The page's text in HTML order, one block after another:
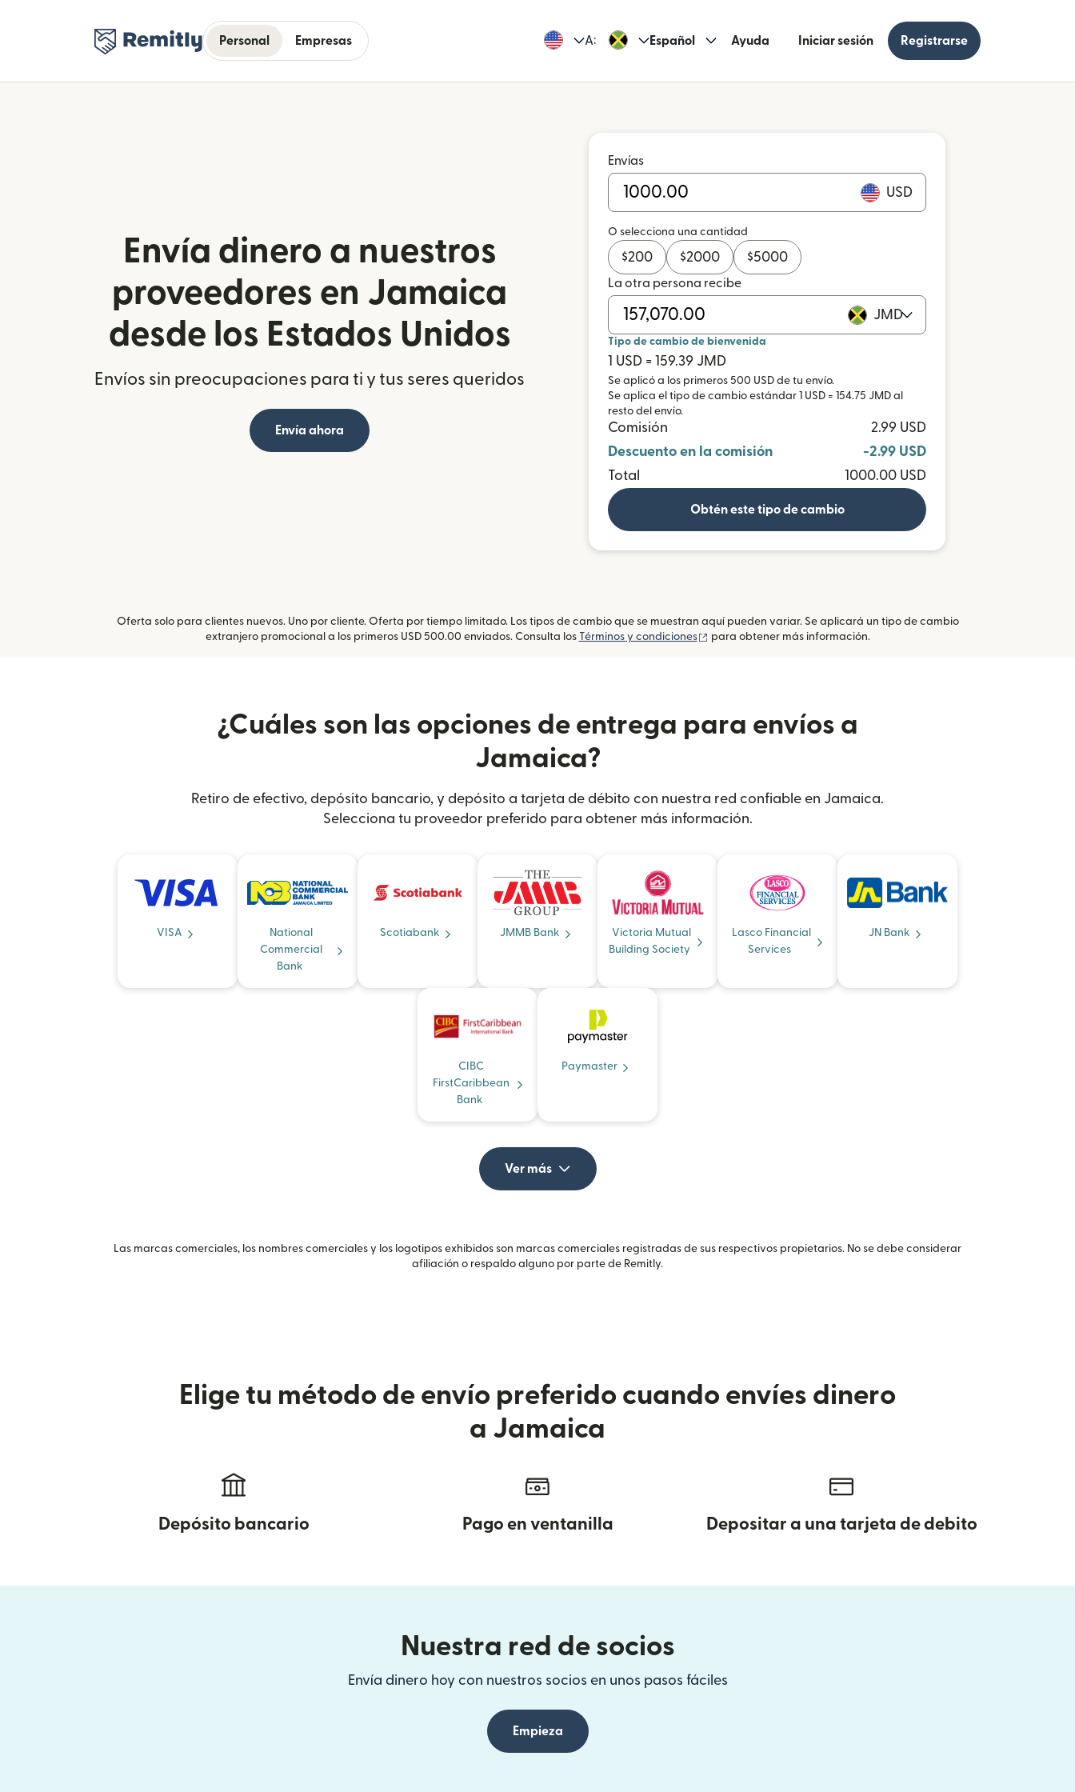
Personal Empresas A: Español Ayuda Iniciar sesión Registrarse
Envía dinero a nuestros
proveedores en Jamaica
desde los Estados Unidos
Envíos sin preocupaciones para ti y tus seres queridos
Envía ahora
Envías
USD
O selecciona una cantidad
$200 $2000 $5000
La otra persona recibe
JMD
Tipo de cambio de bienvenida
1 USD = 159.39 JMD
Se aplicó a los primeros 500 USD de tu envío.
Se aplica el tipo de cambio estándar 1 USD = 154.75 JMD al
resto del envío.
Comisión
2.99 USD
Descuento en la comisión
-2.99 USD
Total
1000.00 USD
Obtén este tipo de cambio
Oferta solo para clientes nuevos. Uno por cliente. Oferta por tiempo limitado. Los tipos de cambio que se muestran aquí pueden variar. Se aplicará un tipo de cambio
extranjero promocional a los primeros USD 500.00 enviados. Consulta los Términos y condiciones (se abre en una ventana nueva)
para obtener más información.
¿Cuáles son las opciones de entrega para envíos a
Jamaica?
Retiro de efectivo, depósito bancario, y depósito a tarjeta de débito con nuestra red confiable en Jamaica.
Selecciona tu proveedor preferido para obtener más información.
VISA
National
Commercial
Bank
Scotiabank JMMB Bank
Victoria Mutual
Building Society
Lasco Financial
Services
JN Bank
CIBC
FirstCaribbean
Bank
Paymaster
Ver más
Las marcas comerciales, los nombres comerciales y los logotipos exhibidos son marcas comerciales registradas de sus respectivos propietarios. No se debe considerar
afiliación o respaldo alguno por parte de Remitly.
Elige tu método de envío preferido cuando envíes dinero
a Jamaica
Depósito bancario Pago en ventanilla Depositar a una tarjeta de debito
Nuestra red de socios
Envía dinero hoy con nuestros socios en unos pasos fáciles
Empieza